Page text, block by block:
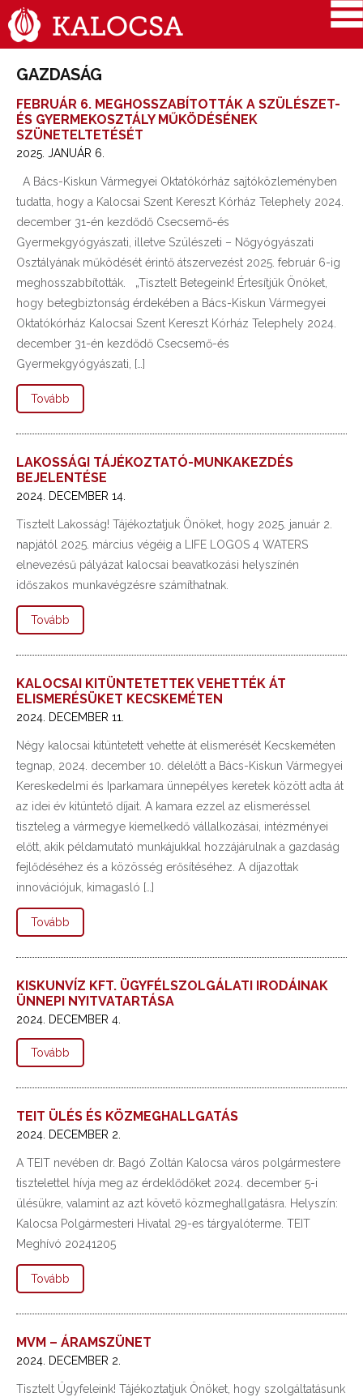
GAZDASÁG
FEBRUÁR 6. MEGHOSSZABÍTOTTÁK A SZÜLÉSZET-
ÉS GYERMEKOSZTÁLY MŰKÖDÉSÉNEK
SZÜNETELTETÉSÉT
2025. JANUÁR 6.
A Bács-Kiskun Vármegyei Oktatókórház sajtóközleményben
tudatta, hogy a Kalocsai Szent Kereszt Kórház Telephely 2024.
december 31-én kezdődő Csecsemő-és
Gyermekgyógyászati, illetve Szülészeti – Nőgyógyászati
Osztályának működését érintő átszervezést 2025. február 6-ig
meghosszabbították. „Tisztelt Betegeink! Értesítjük Önöket,
hogy betegbiztonság érdekében a Bács-Kiskun Vármegyei
Oktatókórház Kalocsai Szent Kereszt Kórház Telephely 2024.
december 31-én kezdődő Csecsemő-és
Gyermekgyógyászati, […]
Tovább
LAKOSSÁGI TÁJÉKOZTATÓ-MUNKAKEZDÉS
BEJELENTÉSE
2024. DECEMBER 14.
Tisztelt Lakosság! Tájékoztatjuk Önöket, hogy 2025. január 2.
napjától 2025. március végéig a LIFE LOGOS 4 WATERS
elnevezésű pályázat kalocsai beavatkozási helyszínén
időszakos munkavégzésre számíthatnak.
Tovább
KALOCSAI KITÜNTETETTEK VEHETTÉK ÁT
ELISMERÉSÜKET KECSKEMÉTEN
2024. DECEMBER 11.
Négy kalocsai kitüntetett vehette át elismerését Kecskeméten
tegnap, 2024. december 10. délelőtt a Bács-Kiskun Vármegyei
Kereskedelmi és Iparkamara ünnepélyes keretek között adta át
az idei év kitüntető díjait. A kamara ezzel az elismeréssel
tiszteleg a vármegye kiemelkedő vállalkozásai, intézményei
előtt, akik példamutató munkájukkal hozzájárulnak a gazdaság
fejlődéséhez és a közösség erősítéséhez. A díjazottak
innovációjuk, kimagasló […]
Tovább
KISKUNVÍZ KFT. ÜGYFÉLSZOLGÁLATI IRODÁINAK
ÜNNEPI NYITVATARTÁSA
2024. DECEMBER 4.
Tovább
TEIT ÜLÉS ÉS KÖZMEGHALLGATÁS
2024. DECEMBER 2.
A TEIT nevében dr. Bagó Zoltán Kalocsa város polgármestere
tisztelettel hívja meg az érdeklődőket 2024. december 5-i
ülésükre, valamint az azt követő közmeghallgatásra. Helyszín:
Kalocsa Polgármesteri Hivatal 29-es tárgyalóterme. TEIT
Meghívó 20241205
Tovább
MVM – ÁRAMSZÜNET
2024. DECEMBER 2.
Tisztelt Ügyfeleink! Tájékoztatjuk Önöket, hogy szolgáltatásunk